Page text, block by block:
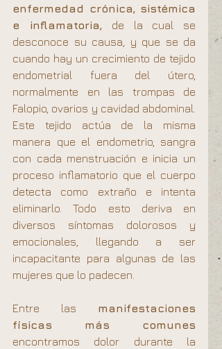
enfermedad crónica, sistémica
e inflamatoria, de la cual se
desconoce su causa, y que se da
cuando hay un crecimiento de tejido
endometrial fuera del útero,
normalmente en las trompas de
Falopio, ovarios y cavidad abdominal.
Este tejido actúa de la misma
manera que el endometrio, sangra
con cada menstruación e inicia un
proceso inflamatorio que el cuerpo
detecta como extraño e intenta
eliminarlo. Todo esto deriva en
diversos síntomas dolorosos y
emocionales, llegando a ser
incapacitante para algunas de las
mujeres que lo padecen.
Entre las manifestaciones
físicas más comunes
encontramos dolor durante la